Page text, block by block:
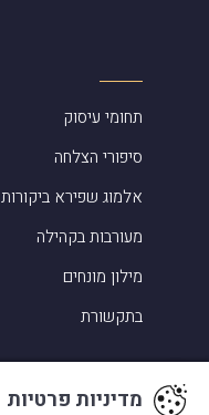
תחומי עיסוק
סיפורי הצלחה
אלמוג שפירא ביקורות
מעורבות בקהילה
מילון מונחים
בתקשורת
מדיניות פרטיות